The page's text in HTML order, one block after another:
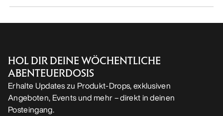
HOL DIR DEINE WÖCHENTLICHE
ABENTEUERDOSIS
Erhalte Updates zu Produkt-Drops, exklusiven
Angeboten, Events und mehr – direkt in deinen
Posteingang.